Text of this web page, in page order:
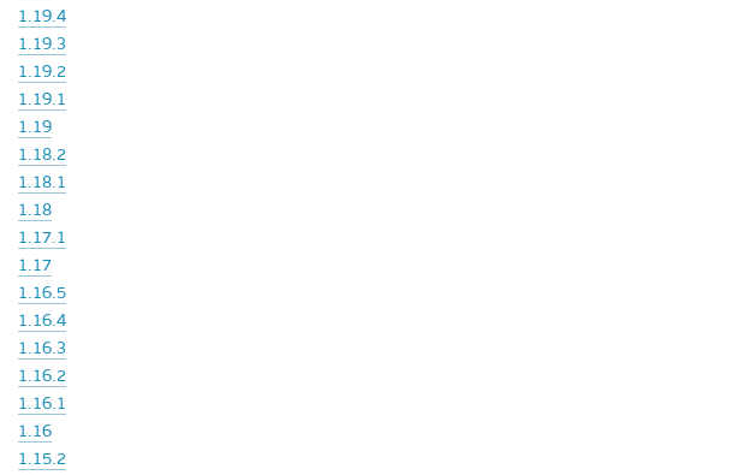
1.19.4
1.19.3
1.19.2
1.19.1
1.19
1.18.2
1.18.1
1.18
1.17.1
1.17
1.16.5
1.16.4
1.16.3
1.16.2
1.16.1
1.16
1.15.2